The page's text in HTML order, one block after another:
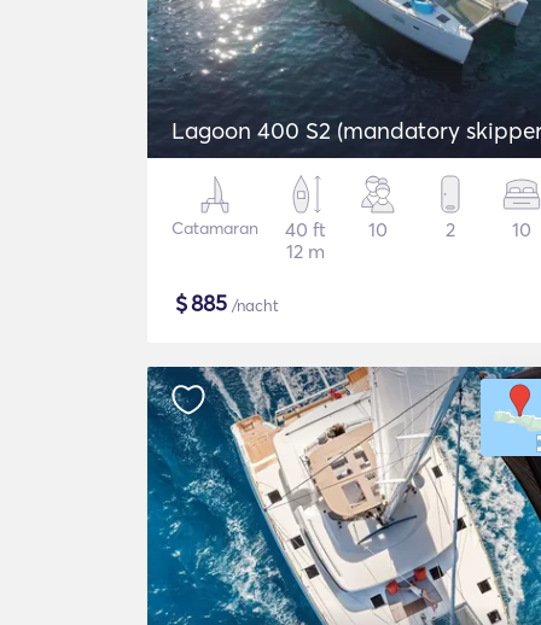
Lagoon 400 S2 (mandatory
Catamaran
40 ft
12 m
10 2 10
$885 /nacht